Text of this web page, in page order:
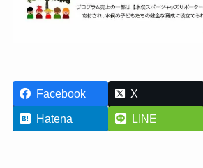
Facebook X
Hatena
LINE